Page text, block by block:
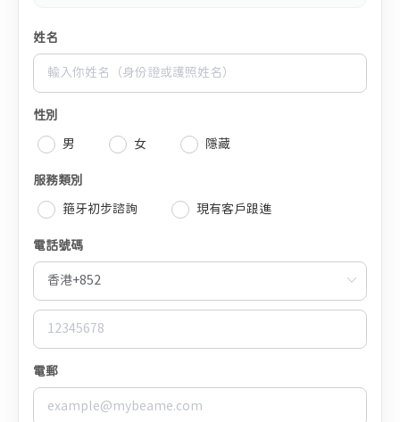
姓名
性別
男
女 隱藏
服務類別
箍牙初步諮詢
現有客戶跟進
電話號碼
電郵